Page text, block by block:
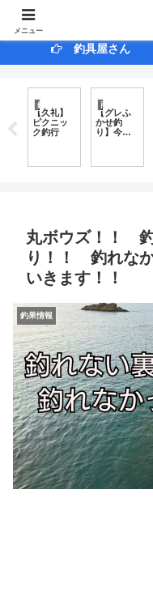
釣具屋さん
釣果情報
【久礼】
ピクニッ
ク釣行
商品紹介
【グレふ
かせ釣
り】今の
丸ボウズ！！
り！！ 釣れな
いきます！！
釣果情報
メニュー